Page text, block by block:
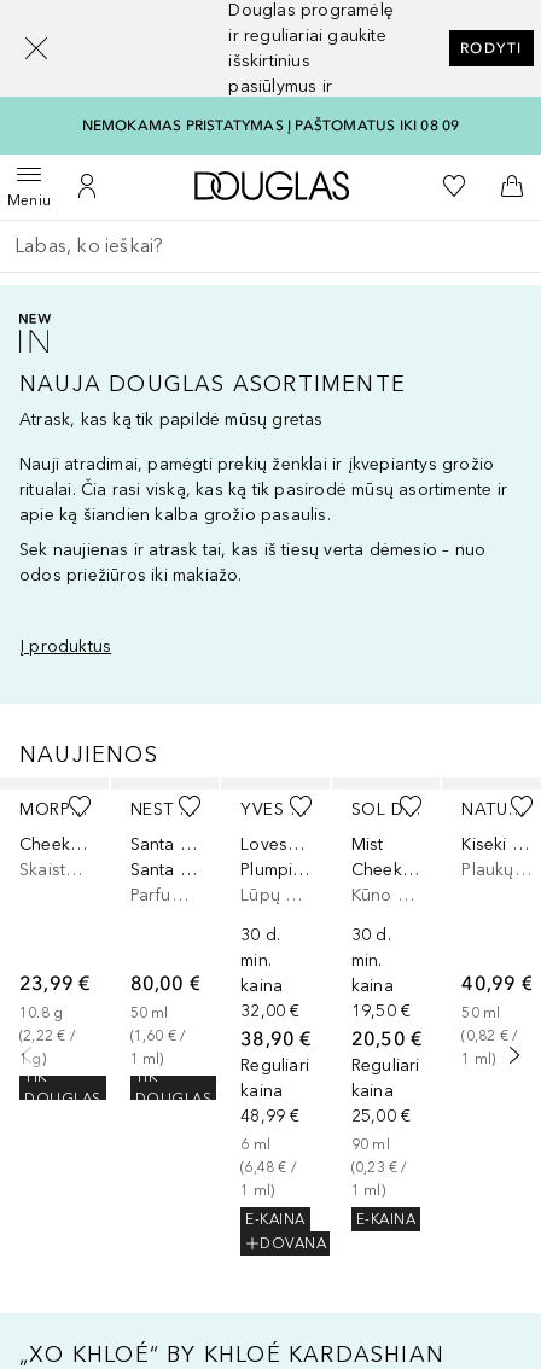
Douglas programėlę
ir reguliariai gaukite
išskirtinius
pasiūlymus ir
RODYTI
NEMOKAMAS PRISTATYMAS Į PAŠTOMATUS IKI 08 09
MeniuAtidaryti meniuĮ mano paskyrą
Į Douglas pagrindinį
Į mano
Į
Grįžk atgal
Vykdykite paiešką
NAUJA DOUGLAS ASORTIMENTE
Atrask, kas ką tik papildė mūsų gretas
Nauji atradimai, pamėgti prekių ženklai ir įkvepiantys grožio
ritualai. Čia rasi viską, kas ką tik pasirodė mūsų asortimente ir
apie ką šiandien kalba grožio pasaulis.
Sek naujienas ir atrask tai, kas iš tiesų verta dėmesio – nuo
odos priežiūros iki makiažo.
Į produktus
NAUJIENOS
MORPHE
Cheek Thrills Multi-Finish Face Trio
Skaistalai, Akių ir skruostų dažai, Lūpų ir skruostų dažai
23,99 €
10.8 g
(2,22 € /
1 g)
TIK
DOUGLAS
NEST NEW YORK
Santa Barbara Strawberry
Santa Barbara Strawberry
Parfumuotas vanduo
80,00 €
50 ml
(1,60 € /
1 ml)
TIK
DOUGLAS
YVES SAINT LAURENT
Loveshine
Plumping Lip Oil Gloss
Lūpų blizgis
30 d.
min.
kaina
32,00 €
38,90 €
Reguliari
kaina
48,99 €
6 ml
(6,48 € /
1
ml )
E-KAINA
DOVANA
SOL DE JANEIRO
Mist
Cheeky Biquíni Perfume
Kūno dulksna
30 d.
min.
kaina
19,50 €
20,50 €
Reguliari
kaina
25,00 €
90 ml
(0,23 € /
1 ml )
E-KAINA
NATURELAB TOKYO
Kiseki Molecular Repair Leave-In Hair Masque
Plaukų atstatomoji priemonė
40,99 €
50 ml
(0,82 € /
1
ml)
„XO KHLOÉ“ BY KHLOÉ KARDASHIAN
[navigation.slideout.screenreader]